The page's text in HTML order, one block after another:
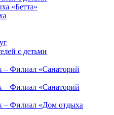
«Бетта»
с детьми
– Филиал «Санаторий
– Филиал «Санаторий
– Филиал «Дом отдыха